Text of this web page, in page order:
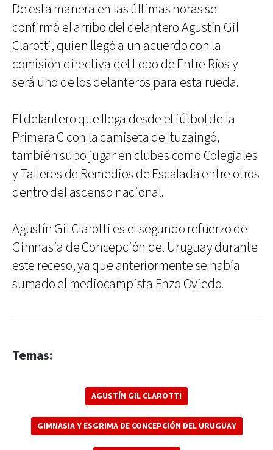
De esta manera en las últimas horas se
confirmó el arribo del delantero Agustín Gil
Clarotti, quien llegó a un acuerdo con la
comisión directiva del Lobo de Entre Ríos y
será uno de los delanteros para esta rueda.
El delantero que llega desde el fútbol de la
Primera C con la camiseta de Ituzaingó,
también supo jugar en clubes como Colegiales
y Talleres de Remedios de Escalada entre otros
dentro del ascenso nacional.
Agustín Gil Clarotti es el segundo refuerzo de
Gimnasia de Concepción del Uruguay durante
este receso, ya que anteriormente se había
sumado el mediocampista Enzo Oviedo.
Temas:
AGUSTÍN GIL CLAROTTI
GIMNASIA Y ESGRIMA DE CONCEPCIÓN DEL URUGUAY